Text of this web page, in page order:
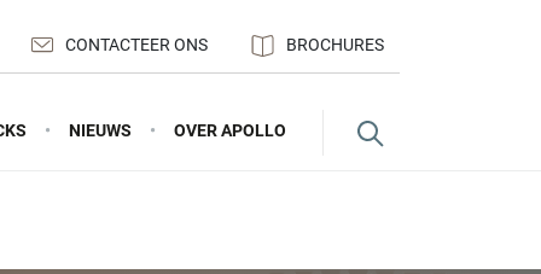
CONTACTEER ONS BROCHURES
NIEUWS OVER APOLLO